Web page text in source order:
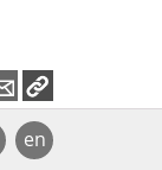
en